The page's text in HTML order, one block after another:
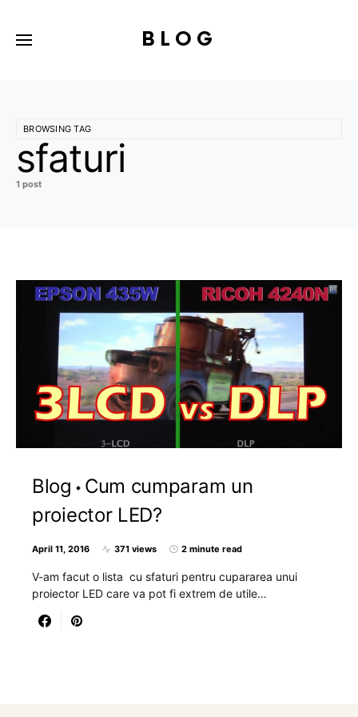
BLOG
BROWSING TAG
sfaturi
1 post
Blog
Cum cumparam un
proiector LED?
April 11, 2016 371 views 2 minute read
V-am facut o lista cu sfaturi pentru cupararea unui
proiector LED care va pot fi extrem de utile…